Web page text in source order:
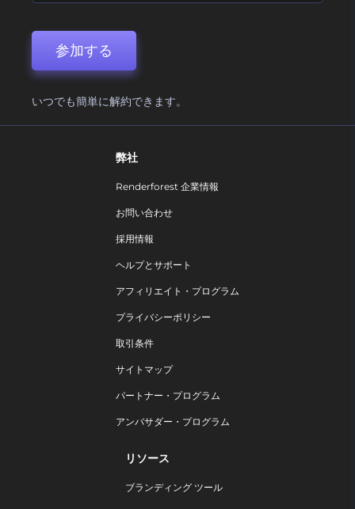
参加する
いつでも簡単に解約できます。
弊社
Renderforest 企業情報
お問い合わせ
採用情報
ヘルプとサポート
アフィリエイト・プログラム
プライバシーポリシー
取引条件
サイトマップ
パートナー・プログラム
アンバサダー・プログラム
リソース
ブランディング ツール